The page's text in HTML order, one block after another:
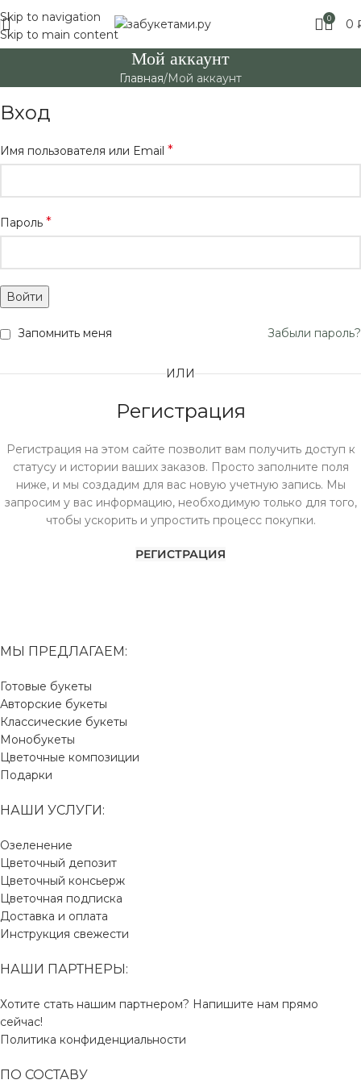
Skip to navigation
Skip to main content
0 0
Мой аккаунт
Главная Мой аккаунт
Вход
Имя пользователя или Email *
Пароль *
Войти
Забыли пароль?
Запомнить меня
ИЛИ
Регистрация
Регистрация на этом сайте позволит вам получить доступ к
статусу и истории ваших заказов. Просто заполните поля
ниже, и мы создадим для вас новую учетную запись. Мы
запросим у вас информацию, необходимую только для того,
чтобы ускорить и упростить процесс покупки.
РЕГИСТРАЦИЯ
МЫ ПРЕДЛАГАЕМ:
Готовые букеты
Авторские букеты
Классические букеты
Монобукеты
Цветочные композиции
Подарки
НАШИ УСЛУГИ:
Озеленение
Цветочный депозит
Цветочный консьерж
Цветочная подписка
Доставка и оплата
Инструкция свежести
НАШИ ПАРТНЕРЫ:
Хотите стать нашим партнером? Напишите нам прямо
сейчас!
Политика конфиденциальности
ПО СОСТАВУ
Москве! Выбирайте!